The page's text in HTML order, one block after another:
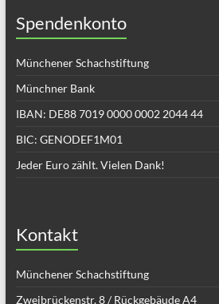
Spendenkonto
Münchener Schachstiftung
Münchner Bank
IBAN: DE88 7019 0000 0002 2044 44
BIC: GENODEF1M01
Jeder Euro zählt. Vielen Dank!
Kontakt
Münchener Schachstiftung
Zweibrückenstr. 8 / Rückgebäude A4